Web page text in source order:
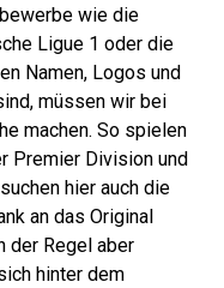
wie die
Ligue 1 oder die
Namen, Logos und
müssen wir bei
machen. So spielen
Premier Division und
hier auch die
an das Original
der Regel aber
hinter dem